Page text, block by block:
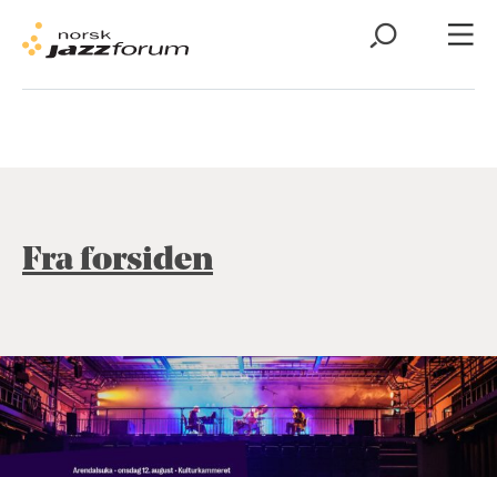
Fra forsiden